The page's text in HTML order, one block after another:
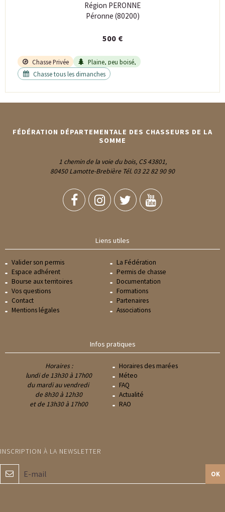
Région PERONNE
Péronne (80200)
500 €
Chasse Privée
Plaine, peu boisé,
Chasse tous les dimanches
FÉDÉRATION DÉPARTEMENTALE DES CHASSEURS DE LA
SOMME
1 chemin de la voie du bois, CS 43801,
80450 Lamotte-Brebière Tél. 03 22 82 90 90
Liens utiles
Valider son permis
Espace adhérent
Bourse aux territoires
Vos questions
Contact
Mentions légales
La Fédération
Permis de chasse
Documentation
Formations
Partenaires
Associations
Infos pratiques
Horaires :
lundi de 13h30 à 17h00
du mardi au vendredi
de 8h30 à 12h30
et de 13h30 à 17h00
Horaires des marées
Méteo
FAQ
Actualité
RAO
OK